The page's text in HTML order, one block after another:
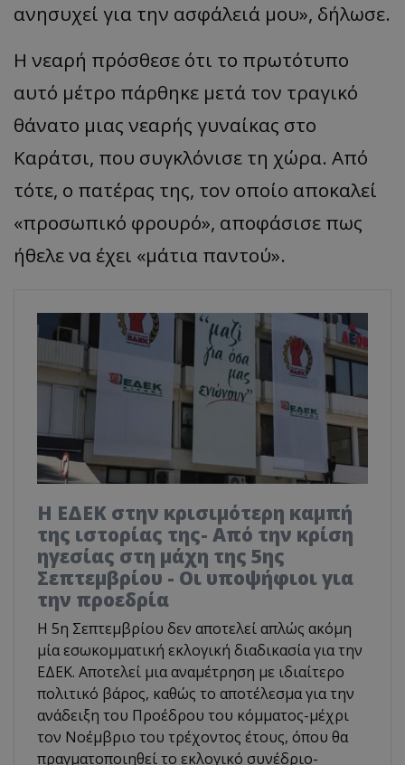
ανησυχεί για την ασφάλειά μου», δήλωσε.
Η νεαρή πρόσθεσε ότι το πρωτότυπο
αυτό μέτρο πάρθηκε μετά τον τραγικό
θάνατο μιας νεαρής γυναίκας στο
Καράτσι, που συγκλόνισε τη χώρα. Από
τότε, ο πατέρας της, τον οποίο αποκαλεί
«προσωπικό φρουρό», αποφάσισε πως
ήθελε να έχει «μάτια παντού».
Η ΕΔΕΚ στην κρισιμότερη καμπή
της ιστορίας της- Από την κρίση
ηγεσίας στη μάχη της 5ης
Σεπτεμβρίου - Οι υποψήφιοι για
την προεδρία
Η 5η Σεπτεμβρίου δεν αποτελεί απλώς ακόμη
μία εσωκομματική εκλογική διαδικασία για την
ΕΔΕΚ. Αποτελεί μια αναμέτρηση με ιδιαίτερο
πολιτικό βάρος, καθώς το αποτέλεσμα για την
ανάδειξη του Προέδρου του κόμματος-μέχρι
τον Νοέμβριο του τρέχοντος έτους, όπου θα
πραγματοποιηθεί το εκλογικό συνέδριο-